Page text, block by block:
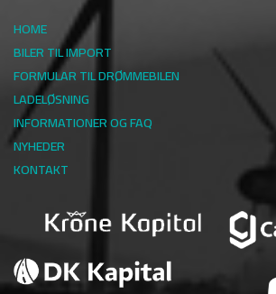
HOME
BILER TIL IMPORT
FORMULAR TIL DRØMMEBILEN
LADELØSNING
INFORMATIONER OG FAQ
NYHEDER
KONTAKT